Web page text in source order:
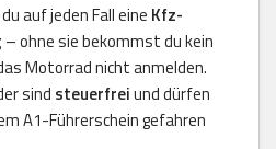
auf jeden Fall eine Kfz-
– ohne sie bekommst du kein
Motorrad nicht anmelden.
sind steuerfreiund dürfen
A1-Führerschein gefahren